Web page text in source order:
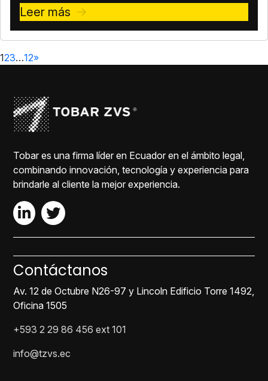
Leer más
123…12»
Tobar es una firma líder en Ecuador en el ámbito legal,
combinando innovación, tecnología y experiencia para
brindarle al cliente la mejor experiencia.
Contáctanos
Av. 12 de Octubre N26-97 y Lincoln Edificio Torre 1492,
Oficina 1505
+593 2 29 86 456 ext 101
info@tzvs.ec